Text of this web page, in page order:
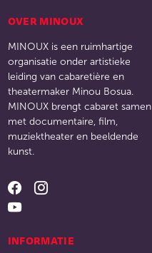
OVER MINOUX
MINOUX is een ruimhartige
organisatie onder artistieke
leiding van cabaretière en
theatermaker Minou Bosua.
MINOUX brengt cabaret samen
met documentaire, film,
muziektheater en beeldende
kunst.
INFORMATIE